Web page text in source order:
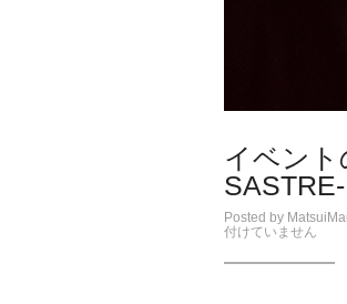
イベント
SASTRE-
Posted by
付けていません